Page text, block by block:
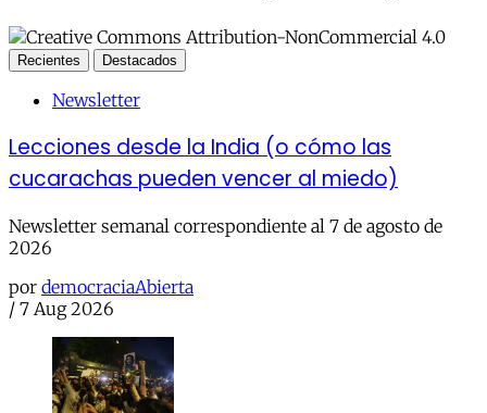
Recientes Destacados
Newsletter
Lecciones desde la India (o cómo las
cucarachas pueden vencer al miedo)
Newsletter semanal correspondiente al 7 de agosto de
2026
por democraciaAbierta
/ 7 Aug 2026